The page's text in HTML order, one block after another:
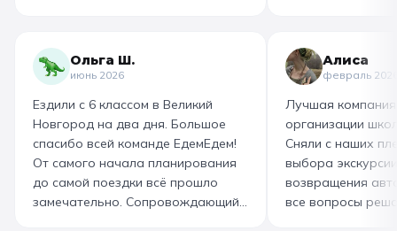
маршрут для себя, настолько
интересно и насыщенно было.
Огромная благодарность
организатору! Вы лучшие: от
выбора супер-маршрута, питания,
гостиницы, тайминга, до
интересного экскурсовода и
приятного водителя. Всё на
высшем уровне 👌
гигантский
изготовили
слоёного теста,
со скоморохом,
загадками. В
горячие
производстве
вкусный и
Ольга Ш.
июнь 2026
Ездили с 6 классом в Великий
Новгород на два дня. Большое
спасибо всей команде ЕдемЕдем!
От самого начала планирования
до самой поездки всё прошло
замечательно. Сопровождающий
Алиса
февраль
Лучшая
организации
Сняли с наших
выбора
возвращения
все вопросы